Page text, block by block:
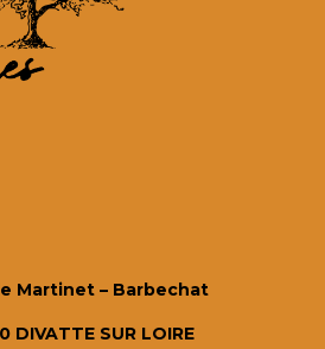
Martinet – Barbechat
DIVATTE SUR LOIRE